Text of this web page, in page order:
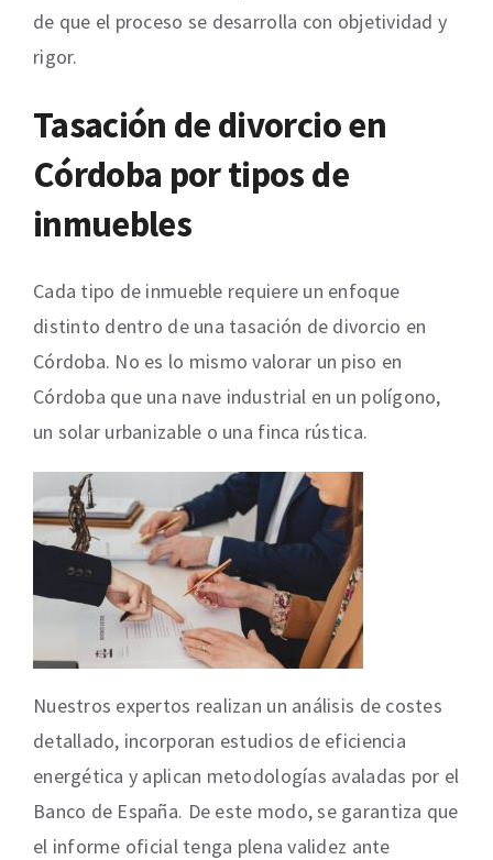
de que el proceso se desarrolla con objetividad y
rigor.
Tasación de divorcio en
Córdoba por tipos de
inmuebles
Cada tipo de inmueble requiere un enfoque
distinto dentro de una tasación de divorcio en
Córdoba. No es lo mismo valorar un piso en
Córdoba que una nave industrial en un polígono,
un solar urbanizable o una finca rústica.
Nuestros expertos realizan un análisis de costes
detallado, incorporan estudios de eficiencia
energética y aplican metodologías avaladas por el
Banco de España. De este modo, se garantiza que
el informe oficial tenga plena validez ante